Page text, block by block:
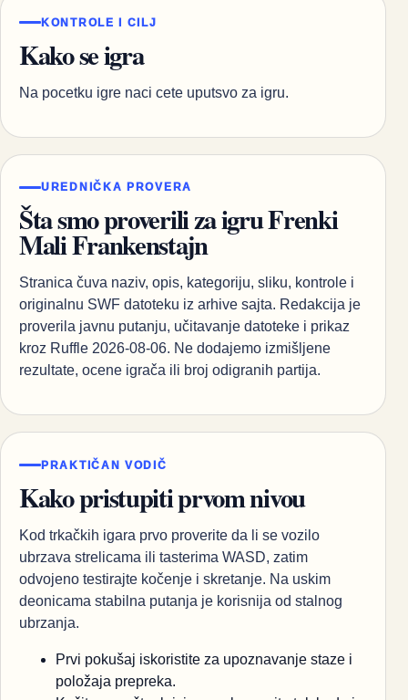
KONTROLE I CILJ
Kako se igra
Na pocetku igre naci cete uputsvo za igru.
UREDNIČKA PROVERA
Šta smo proverili za igru Frenki
Mali Frankenstajn
Stranica čuva naziv, opis, kategoriju, sliku, kontrole i
originalnu SWF datoteku iz arhive sajta. Redakcija je
proverila javnu putanju, učitavanje datoteke i prikaz
kroz Ruffle 2026-08-06. Ne dodajemo izmišljene
rezultate, ocene igrača ili broj odigranih partija.
PRAKTIČAN VODIČ
Kako pristupiti prvom nivou
Kod trkačkih igara prvo proverite da li se vozilo
ubrzava strelicama ili tasterima WASD, zatim
odvojeno testirajte kočenje i skretanje. Na uskim
deonicama stabilna putanja je korisnija od stalnog
ubrzanja.
Prvi pokušaj iskoristite za upoznavanje staze i
položaja prepreka.